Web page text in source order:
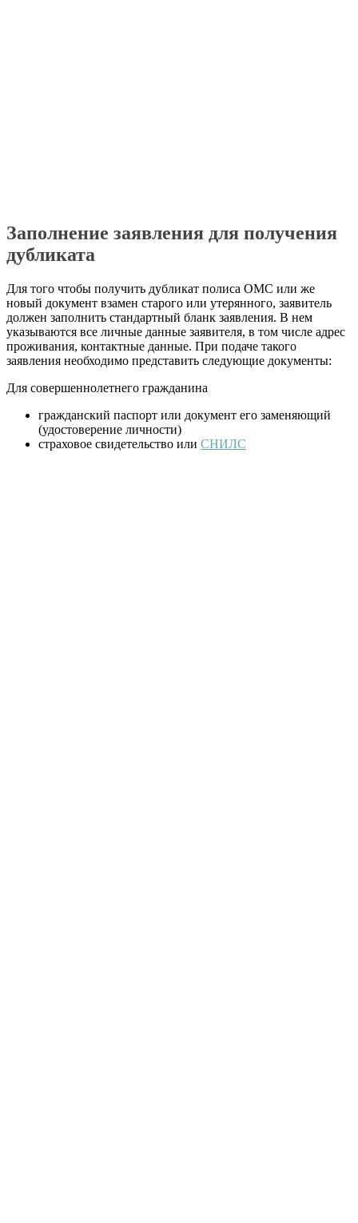
Заполнение заявления для получения
дубликата
Для того чтобы получить дубликат полиса ОМС или же
новый документ взамен старого или утерянного, заявитель
должен заполнить стандартный бланк заявления. В нем
указываются все личные данные заявителя, в том числе адрес
проживания, контактные данные. При подаче такого
заявления необходимо представить следующие документы:
Для совершеннолетнего гражданина
гражданский паспорт или документ его заменяющий
(удостоверение личности)
страховое свидетельство или СНИЛС